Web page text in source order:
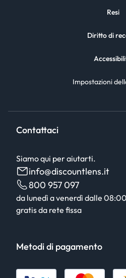
Resi
Diritto di
Impostazioni
Contattaci
Siamo qui per aiutarti.
info@discountlens.it
800 957 097
da lunedì a venerdì dalle
gratis da rete fissa
Metodi di pagamento